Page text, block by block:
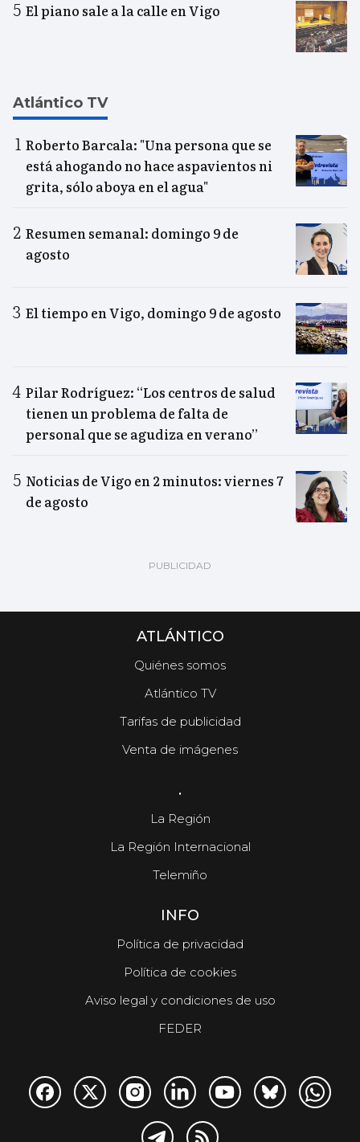
El piano sale a la calle en Vigo
Atlántico TV
Roberto Barcala: "Una persona que se
está ahogando no hace aspavientos ni
grita, sólo aboya en el agua"
Resumen semanal: domingo 9 de
agosto
El tiempo en Vigo, domingo 9 de agosto
Pilar Rodríguez: “Los centros de salud
tienen un problema de falta de
personal que se agudiza en verano”
Noticias de Vigo en 2 minutos: viernes 7
de agosto
ATLÁNTICO
Quiénes somos
Atlántico TV
Tarifas de publicidad
Venta de imágenes
.
La Región
La Región Internacional
Telemiño
INFO
Política de privacidad
Política de cookies
Aviso legal y condiciones de uso
FEDER